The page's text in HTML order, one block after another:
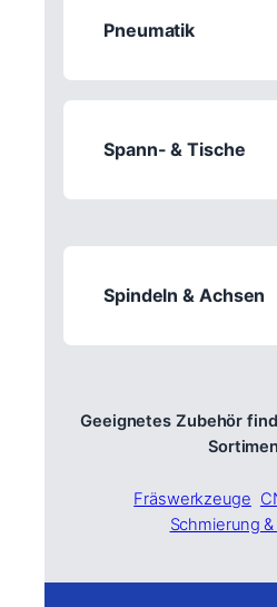
Pneumatik
Spann- & Tische
Spindeln & Achsen
Geeignetes Zubehör
Fräswerkzeuge
Schmierung